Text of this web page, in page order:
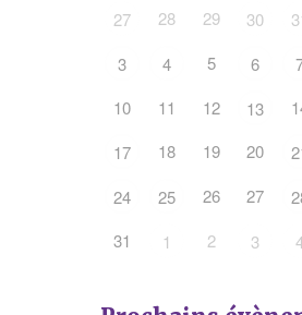
27 28 29 30
3
4 5 6
10
11 12 13
17
18 19 20
24
25 26 27
31
1 2 3